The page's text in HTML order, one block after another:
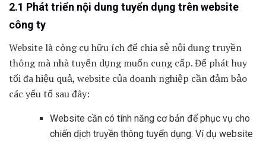
2.1 Phát triển nội dung tuyển dụng trên website
công ty
Website là công cụ hữu ích để chia sẻ nội dung truyền
thông mà nhà tuyển dụng muốn cung cấp. Để phát huy
tối đa hiệu quả, website của doanh nghiệp cần đảm bảo
các yếu tố sau đây:
Website cần có tính năng cơ bản để phục vụ cho
chiến dịch truyền thông tuyển dụng. Ví dụ website